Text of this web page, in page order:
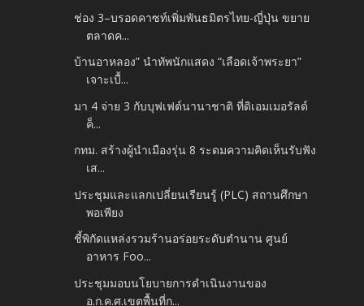
ช่อง 3–บรอดคาซท์เพิ่มพันธมิตรไทย-ญี่ปุ่น ขยาย
ตลาดค...
บ้านอาหลอง” นำทัพนักแสดง “เลือดเจ้าพระยา”
เจาะเบื้...
มา 4 จ่าย 3 กับบุฟเฟต์นานาชาติ ที่ดิเอมเมอรัลด์
ค็...
กทม. สร้างผู้นำเมืองรุ่น 8 ระดมความคิดเห็นรับฟัง
เส...
ประชุมและแลกเปลี่ยนเรียนรู้ (PLC) สถานศึกษา
พอเพียง
ชี้พิกัดแหล่งรวมร้านอร่อยระดับตำนาน ศูนย์
อาหาร Foo...
ประชุมมอบนโยบายการดำเนินงานของ
อ.ก.ค.ศ.เขตพื้นที่ก...